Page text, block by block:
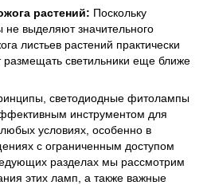
растений: Поскольку
выделяют значительного
листьев растений практически
размещать светильники еще ближе
светодиодные фитолампы
инструментом для
условиях, особенно в
с ограниченным доступом
разделах мы рассмотрим
этих ламп, а также важные